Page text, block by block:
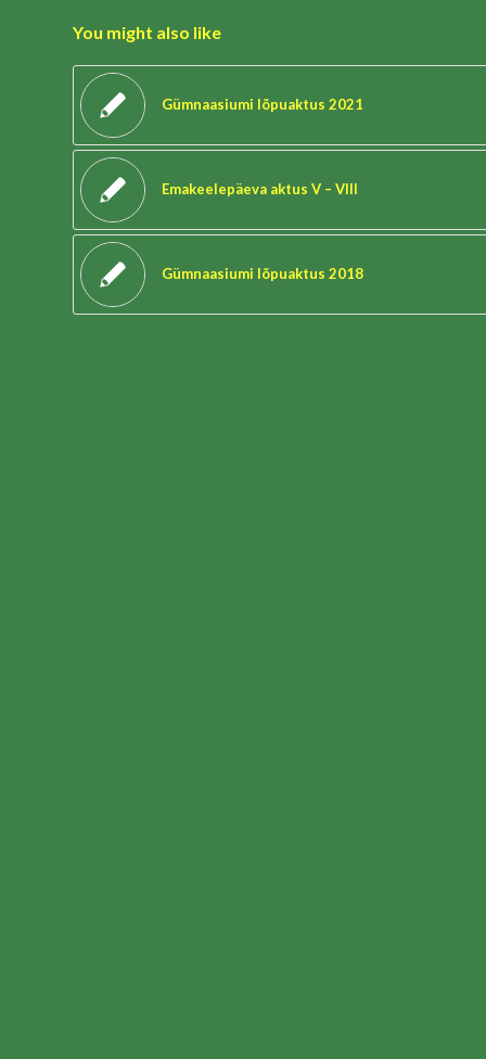
You might also like
Gümnaasiumi lõpuaktus 2021
Emakeelepäeva aktus V – VIII
Gümnaasiumi lõpuaktus 2018